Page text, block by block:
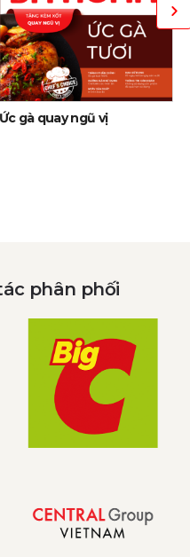
Ức gà quay ngũ vị
phân phối